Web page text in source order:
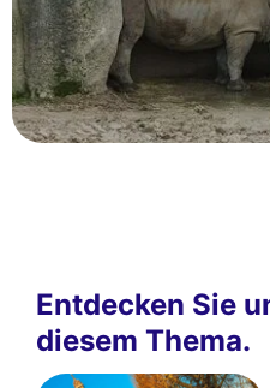
Entdecken Sie
diesem Thema.